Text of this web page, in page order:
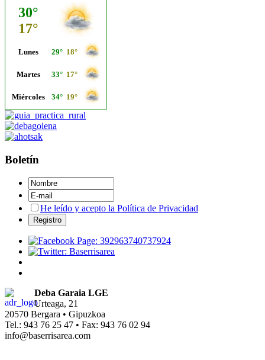
Boletín
He leído y acepto la Política de Privacidad
Deba Garaia LGE
Urteaga, 21
20570 Bergara • Gipuzkoa
Tel.: 943 76 25 47 • Fax: 943 76 02 94
info@baserrisarea.com